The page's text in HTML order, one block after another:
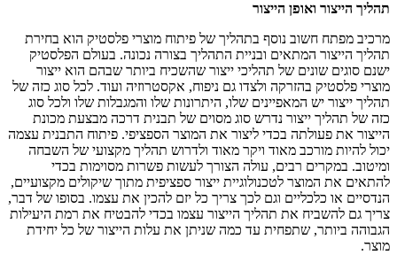
תהליך הייצור ואופן הייצור
מרכיב מפתח חשוב נוסף בתהליך של פיתוח מוצרי פלסטיק הוא בחירת
תהליך הייצור המתאים ובניית התהליך בצורה נכונה. בעולם הפלסטיק
ישנם סוגים שונים של תהליכי ייצור שהשכיח ביותר שבהם הוא ייצור
מוצרי פלסטיק בהזרקה ולצדו גם ניפוח, אקסטרוזיה ועוד. לכל סוג כזה של
תהליך ייצור יש המאפיינים שלו, היתרונות שלו והמגבלות שלו ולכל סוג
כזה של תהליך ייצור נדרש סוג מסוים של תבנית דרכה מבצעת מכונת
הייצור את פעולתה בכדי ליצור את המוצר הספציפי. פיתוח התבנית עצמה
יכול להיות מורכב מאוד ויקר מאוד ולדרוש תהליך מקצועי של השבחה
ומיטוב. במקרים רבים, עולה הצורך לעשות פשרות מסוימות בכדי
להתאים את המוצר לטכנולוגיית ייצור ספציפית מתוך שיקולים מקצועיים,
הנדסיים או כלכליים וגם לכך צריך כל יזם להכין את עצמו. בסופו של דבר,
צריך גם להשביח את תהליך הייצור עצמו בכדי להבטיח את רמת היעילות
הגבוהה ביותר, שתפחית עד כמה שניתן את עלות הייצור של כל יחידת
מוצר.